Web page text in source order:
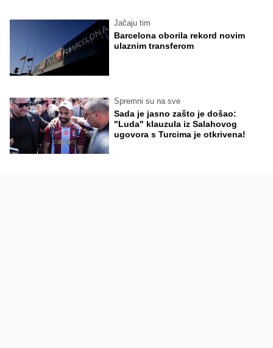
Jačaju tim
Barcelona oborila rekord novim
ulaznim transferom
Spremni su na sve
Sada je jasno zašto je došao:
"Luda" klauzula iz Salahovog
ugovora s Turcima je otkrivena!